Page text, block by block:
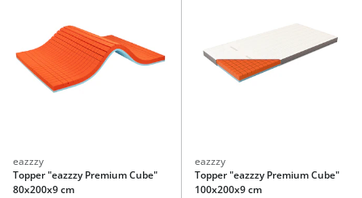
eazzzy
Topper "eazzzy Premium Cube"
80x200x9 cm
eazzzy
Topper "eazzzy Premium Cube"
100x200x9 cm